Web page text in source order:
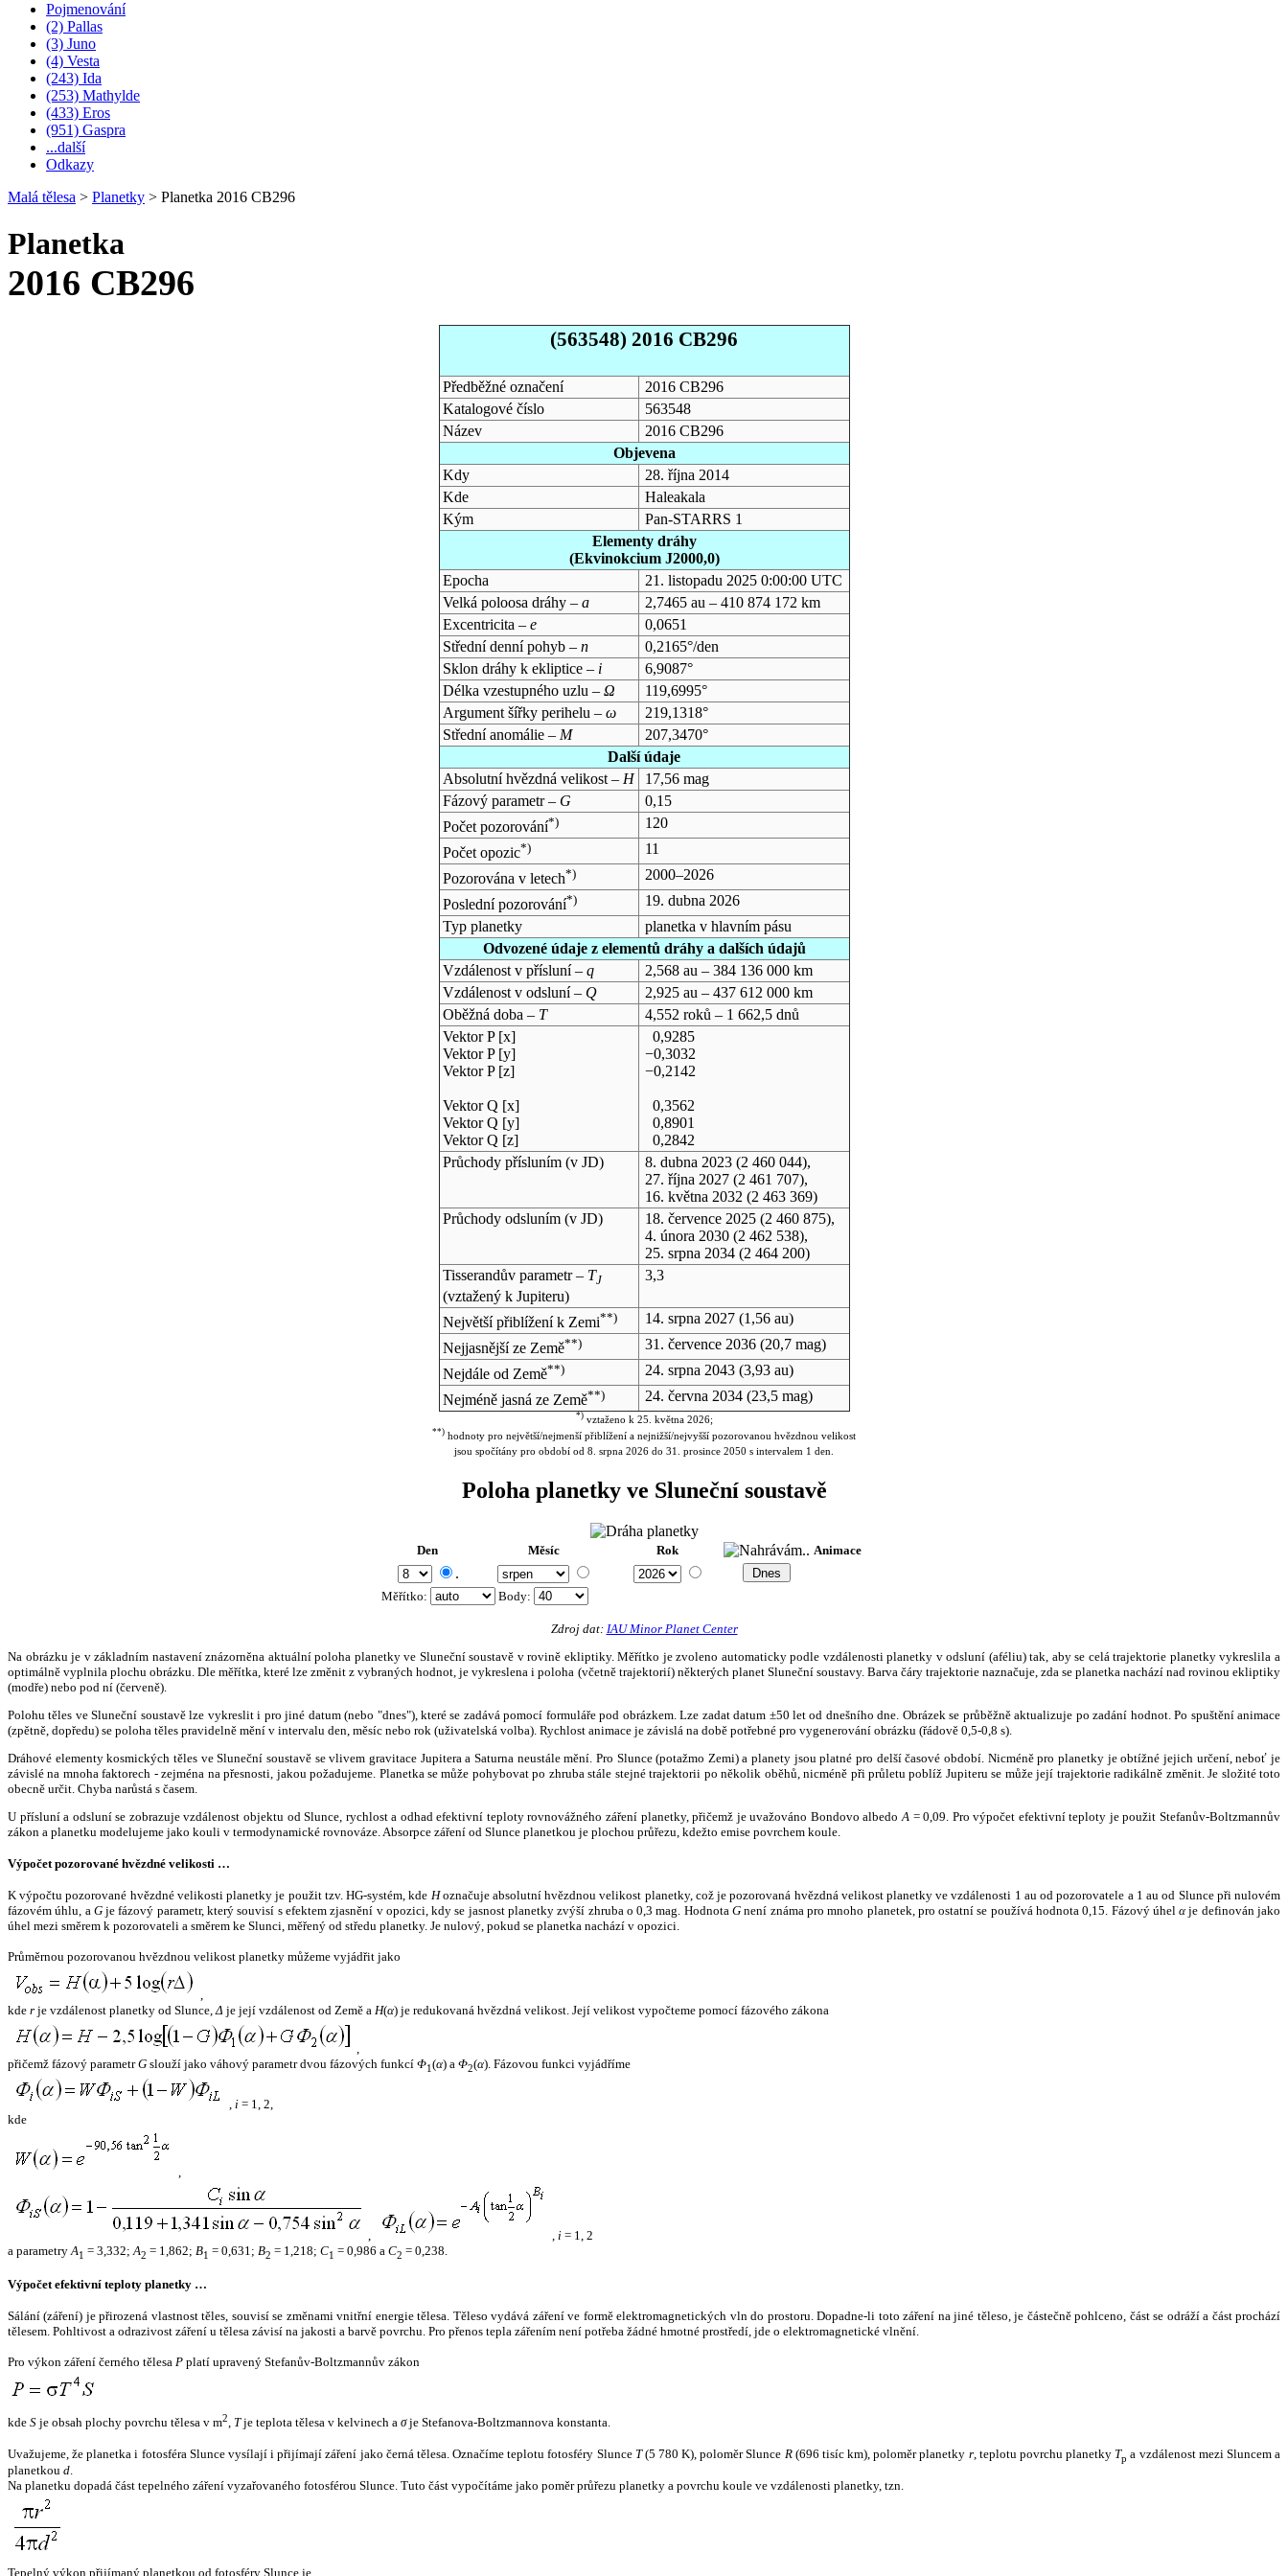
Pojmenování
(2) Pallas
(3) Juno
(4) Vesta
(243) Ida
(253) Mathylde
(433) Eros
(951) Gaspra
...další
Odkazy
Malá tělesa > Planetky > Planetka 2016 CB296
Planetka
2016 CB296
(563548) 2016 CB296
Předběžné označení
2016 CB296
Katalogové číslo
563548
Název
2016 CB296
Objevena
Kdy
28. října 2014
Kde
Haleakala
Kým
Pan-STARRS 1
Elementy dráhy
(Ekvinokcium J2000,0)
Epocha
21. listopadu 2025 0:00:00 UTC
Velká poloosa dráhy – a
2,7465 au – 410 874 172 km
Excentricita – e
0,0651
Střední denní pohyb – n
0,2165°/den
Sklon dráhy k ekliptice – i
6,9087°
Délka vzestupného uzlu – Ω
119,6995°
Argument šířky perihelu – ω
219,1318°
Střední anomálie – M
207,3470°
Další údaje
Absolutní hvězdná velikost – H
17,56 mag
Fázový parametr – G
0,15
Počet pozorování*)
120
Počet opozic*)
11
Pozorována v letech*)
2000–2026
Poslední pozorování*)
19. dubna 2026
Typ planetky
planetka v hlavním pásu
Odvozené údaje z elementů dráhy a dalších údajů
Vzdálenost v přísluní – q
2,568 au – 384 136 000 km
Vzdálenost v odsluní – Q
2,925 au – 437 612 000 km
Oběžná doba – T
4,552 roků – 1 662,5 dnů
Vektor P [x]
Vektor P [y]
Vektor P [z]
Vektor Q [x]
Vektor Q [y]
Vektor Q [z]
0,9285
−0,3032
−0,2142
0,3562
0,8901
0,2842
Průchody přísluním (v JD) 8. dubna 2023(2 460 044),
27. října 2027(2 461 707),
16. května 2032 (2 463 369)
Průchody odsluním (v JD) 18. července 2025(2 460 875),
4. února 2030(2 462 538),
25. srpna 2034(2 464 200)
Tisserandův parametr – TJ
(vztažený k Jupiteru)
3,3
Největší přiblížení k Zemi**) 14. srpna 2027(1,56 au)
Nejjasnější ze Země**) 31. července 2036(20,7 mag)
Nejdále od Země**) 24. srpna 2043(3,93 au)
Nejméně jasná ze Země**) 24. června 2034(23,5 mag)
*)vztaženo k 25. května 2026;
**) hodnoty pro největší/nejmenší přiblížení a nejnižší/nejvyšší pozorovanou hvězdnou velikost
jsou spočítány pro období od 8. srpna 2026 do 31. prosince 2050 s intervalem 1 den.
Poloha planetky ve Sluneční soustavě
Den Měsíc Rok Animace
.
Měřítko: Body:
Zdroj dat: IAU Minor Planet Center
Na obrázku je v základním nastavení znázorněna aktuální poloha planetky ve Sluneční soustavě v rovině ekliptiky. Měřítko je zvoleno automaticky podle vzdálenosti planetky v odsluní (aféliu) tak, aby se celá trajektorie planetky vykreslila a
optimálně vyplnila plochu obrázku. Dle měřítka, které lze změnit z vybraných hodnot, je vykreslena i poloha (včetně trajektorií) některých planet Sluneční soustavy. Barva čáry trajektorie naznačuje, zda se planetka nachází nad rovinou ekliptiky
(modře) nebo pod ní (červeně).
Polohu těles ve Sluneční soustavě lze vykreslit i pro jiné datum (nebo "dnes"), které se zadává pomocí formuláře pod obrázkem. Lze zadat datum ±50 let od dnešního dne. Obrázek se průběžně aktualizuje po zadání hodnot. Po spuštění animace
(zpětně, dopředu) se poloha těles pravidelně mění v intervalu den, měsíc nebo rok (uživatelská volba). Rychlost animace je závislá na době potřebné pro vygenerování obrázku (řádově 0,5-0,8 s).
Dráhové elementy kosmických těles ve Sluneční soustavě se vlivem gravitace Jupitera a Saturna neustále mění. Pro Slunce (potažmo Zemi) a planety jsou platné pro delší časové období. Nicméně pro planetky je obtížné jejich určení, neboť je
závislé na mnoha faktorech - zejména na přesnosti, jakou požadujeme. Planetka se může pohybovat po zhruba stále stejné trajektorii po několik oběhů, nicméně při průletu poblíž Jupiteru se může její trajektorie radikálně změnit. Je složité toto
obecně určit. Chyba narůstá s časem.
U přísluní a odsluní se zobrazuje vzdálenost objektu od Slunce, rychlost a odhad efektivní teploty rovnovážného záření planetky, přičemž je uvažováno Bondovo albedo A = 0,09. Pro výpočet efektivní teploty je použit Stefanův-Boltzmannův
zákon a planetku modelujeme jako kouli v termodynamické rovnováze. Absorpce záření od Slunce planetkou je plochou průřezu, kdežto emise povrchem koule.
Výpočet pozorované hvězdné velikosti …
K výpočtu pozorované hvězdné velikosti planetky je použit tzv. HG-systém, kde Hoznačuje absolutní hvězdnou velikost planetky, což je pozorovaná hvězdná velikost planetky ve vzdálenosti 1 au od pozorovatele a 1 au od Slunce při nulovém
fázovém úhlu, a Gje fázový parametr, který souvisí s efektem zjasnění v opozici, kdy se jasnost planetky zvýší zhruba o 0,3 mag. HodnotaG není známa pro mnoho planetek, pro ostatní se používá hodnota 0,15. Fázový úhelα je definován jako
úhel mezi směrem k pozorovateli a směrem ke Slunci, měřený od středu planetky. Je nulový, pokud se planetka nachází v opozici.
Průměrnou pozorovanou hvězdnou velikost planetky můžeme vyjádřit jako
,
kde r je vzdálenost planetky od Slunce,Δ je její vzdálenost od Země a H(α) je redukovaná hvězdná velikost. Její velikost vypočteme pomocí fázového zákona
,
přičemž fázový parametrG slouží jako váhový parametr dvou fázových funkcí Φ1(α) a Φ2(α). Fázovou funkci vyjádříme
, i = 1, 2,
kde
,
, , i = 1, 2
a parametryA1 = 3,332;A2 = 1,862; B1 = 0,631; B2 = 1,218; C1 = 0,986 a C2 = 0,238.
Výpočet efektivní teploty planetky …
Sálání (záření) je přirozená vlastnost těles, souvisí se změnami vnitřní energie tělesa. Těleso vydává záření ve formě elektromagnetických vln do prostoru. Dopadne-li toto záření na jiné těleso, je částečně pohlceno, část se odráží a část prochází
tělesem. Pohltivost a odrazivost záření u tělesa závisí na jakosti a barvě povrchu. Pro přenos tepla zářením není potřeba žádné hmotné prostředí, jde o elektromagnetické vlnění.
Pro výkon záření černého tělesa P platí upravený Stefanův-Boltzmannův zákon
kde S je obsah plochy povrchu tělesa v m2, Tje teplota tělesa v kelvinech a σje Stefanova-Boltzmannova konstanta.
Uvažujeme, že planetka i fotosféra Slunce vysílají i přijímají záření jako černá tělesa. Označíme teplotu fotosféry Slunce T(5 780 K), poloměr Slunce R(696 tisíc km), poloměr planetky r, teplotu povrchu planetky Tp a vzdálenost mezi Sluncem a
planetkou d.
Na planetku dopadá část tepelného záření vyzařovaného fotosférou Slunce. Tuto část vypočítáme jako poměr průřezu planetky a povrchu koule ve vzdálenosti planetky, tzn.
Tepelný výkon přijímaný planetkou od fotosféry Slunce je